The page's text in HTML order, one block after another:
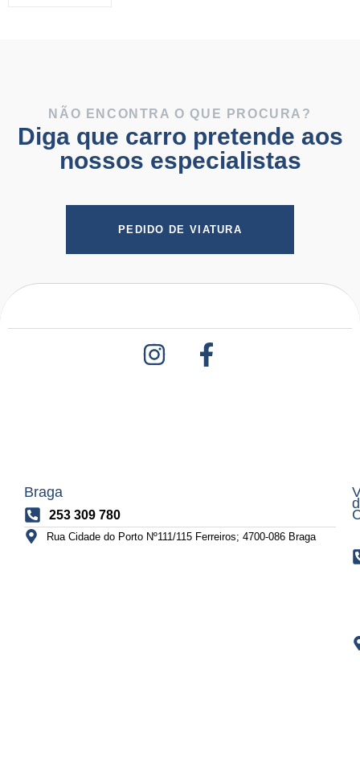
NÃO ENCONTRA O QUE PROCURA?
Diga que carro pretende aos
nossos especialistas
PEDIDO DE VIATURA
Braga
253 309 780
Rua Cidade do Porto Nº111/115 Ferreiros; 4700-086 Braga